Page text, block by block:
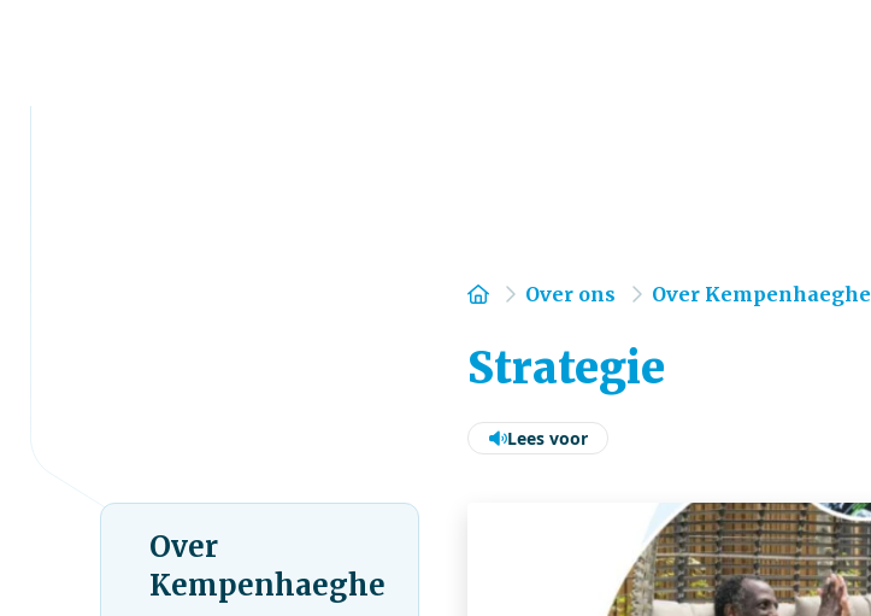
Home
Over ons Over Kempenhaeghe
Strategie
Lees voor
Over
Kempenhaeghe